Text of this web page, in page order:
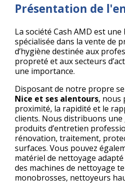
Présentation de
La société Cash AMD est une
spécialisée dans la vente de
d’hygiène destinée aux
propreté et aux secteurs
une importance.
Disposant de notre propre
Nice et ses alentours, nous
proximité, la rapidité et le
clients. Nous distribuons une
produits d’entretien
rénovation, traitement,
surfaces. Vous pouvez
matériel de nettoyage
des machines de nettoyage
monobrosses, nettoyeurs